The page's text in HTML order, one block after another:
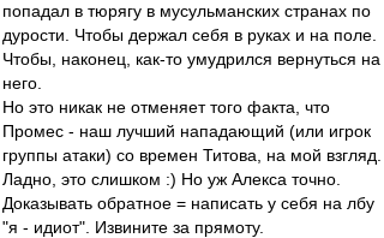
попадал в тюрягу в мусульманских странах по
дурости. Чтобы держал себя в руках и на поле.
Чтобы, наконец, как-то умудрился вернуться на
него.
Но это никак не отменяет того факта, что
Промес - наш лучший нападающий (или игрок
группы атаки) со времен Титова, на мой взгляд.
Ладно, это слишком :) Но уж Алекса точно.
Доказывать обратное = написать у себя на лбу
"я - идиот". Извините за прямоту.